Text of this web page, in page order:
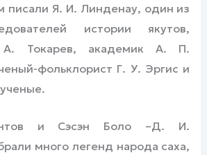
писали Я. И. Линденау, один из
истории якутов,
Токарев, академик А. П.
фольклорист Г. У. Эргис и
и Сэсэн Боло –Д. И.
много легенд народа саха,